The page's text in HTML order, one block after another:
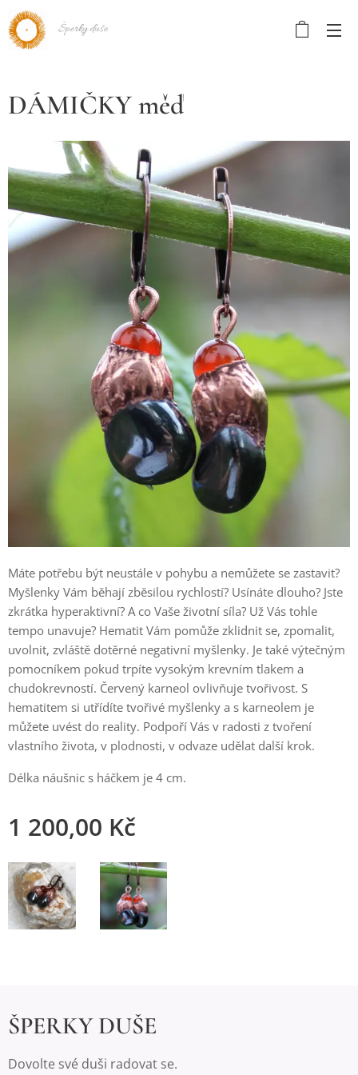
Šperky duše
DÁMIČKY měď
Máte potřebu být neustále v pohybu a nemůžete se zastavit?
Myšlenky Vám běhají zběsilou rychlostí? Usínáte dlouho? Jste
zkrátka hyperaktivní? A co Vaše životní síla? Už Vás tohle
tempo unavuje? Hematit Vám pomůže zklidnit se, zpomalit,
uvolnit, zvláště dotěrné negativní myšlenky. Je také výtečným
pomocníkem pokud trpíte vysokým krevním tlakem a
chudokrevností. Červený karneol ovlivňuje tvořivost. S
hematitem si utřídíte tvořivé myšlenky a s karneolem je
můžete uvést do reality. Podpoří Vás v radosti z tvoření
vlastního života, v plodnosti, v odvaze udělat další krok.
Délka náušnic s háčkem je 4 cm.
1 200,00 Kč
ŠPERKY DUŠE
Dovolte své duši radovat se.